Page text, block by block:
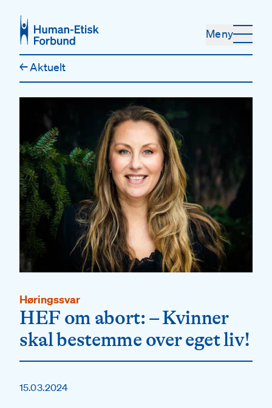
Meny
←Aktuelt
Høringssvar
HEF om abort: – Kvinner
skal bestemme over eget liv!
15.03.2024